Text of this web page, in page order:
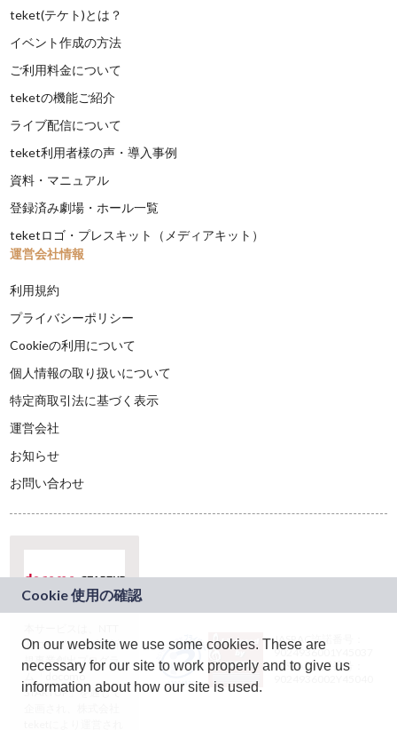
teket(テケト)とは？
イベント作成の方法
ご利用料金について
teketの機能ご紹介
ライブ配信について
teket利用者様の声・導入事例
資料・マニュアル
登録済み劇場・ホール一覧
teketロゴ・プレスキット（メディアキット）
運営会社情報
利用規約
プライバシーポリシー
Cookieの利用について
個人情報の取り扱いについて
特定商取引法に基づく表示
運営会社
お知らせ
お問い合わせ
ドコモグループの新
規事業創出プログラ
ム「docomo
STARTUP」を通じて
JASRAC許諾番号：
9024936001Y45037
JASRAC許諾番号：
On our website we use some cookies. These are
necessary for our site to work properly and to give us
information about how our site is used.